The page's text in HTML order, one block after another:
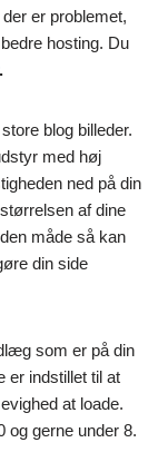
er problemet,
hosting. Du
.
blog billeder.
med høj
ned på din
af dine
måde så kan
din side
som er på din
er indstillet til at
at loade.
og gerne under 8.